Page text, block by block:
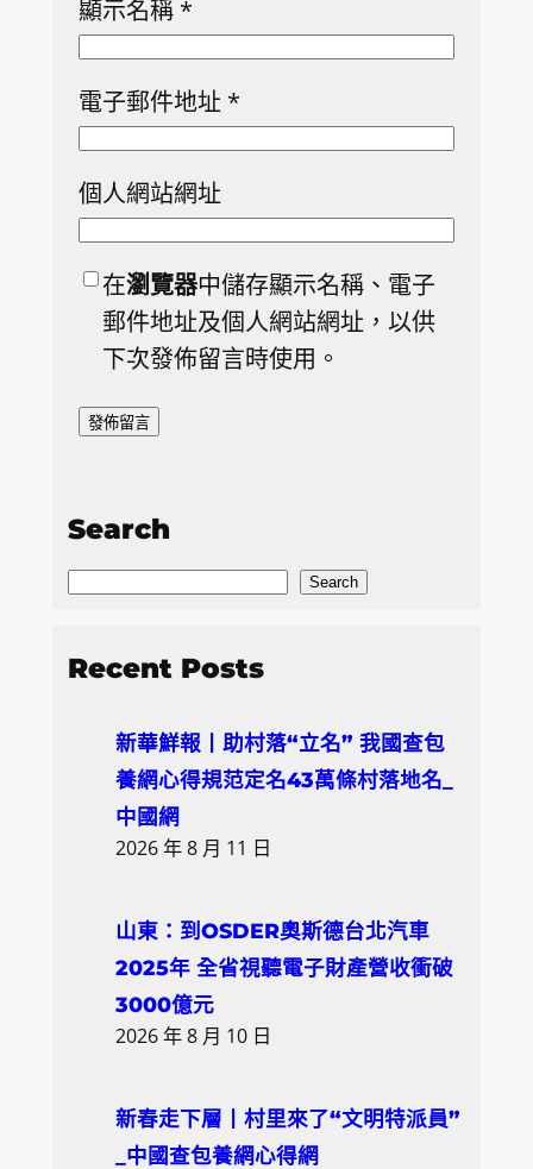
顯示名稱 *
電子郵件地址 *
個人網站網址
在瀏覽器中儲存顯示名稱、電子
郵件地址及個人網站網址，以供
下次發佈留言時使用。
Search
S
a
Search
Recent Posts
新華鮮報丨助村落“立名” 我國查包
養網心得規范定名43萬條村落地名_
中國網
2026 年 8 月 11 日
山東：到OSDER奧斯德台北汽車
2025年 全省視聽電子財產營收衝破
3000億元
2026 年 8 月 10 日
新春走下層丨村里來了“文明特派員”
_中國查包養網心得網